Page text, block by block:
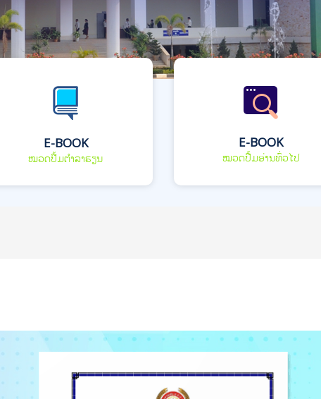
E-BOOK
ໝວດປື້ມຕຳລາຮຽນ
E-BOOK
ໝວດປື້ມອ່ານທົ່ວໄປ